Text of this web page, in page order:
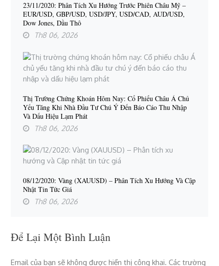
23/11/2020: Phân Tích Xu Hướng Trước Phiên Châu Mỹ –
EUR/USD, GBP/USD, USD/JPY, USD/CAD, AUD/USD,
Dow Jones, Dầu Thô
Th8 06, 2026
Thị Trường Chứng Khoán Hôm Nay: Cổ Phiếu Châu Á Chủ
Yếu Tăng Khi Nhà Đầu Tư Chú Ý Đến Báo Cáo Thu Nhập
Và Dấu Hiệu Lạm Phát
Th8 06, 2026
08/12/2020: Vàng (XAUUSD) – Phân Tích Xu Hướng Và Cập
Nhật Tin Tức Giá
Th8 06, 2026
Để Lại Một Bình Luận
Email của bạn sẽ không được hiển thị công khai. Các trường